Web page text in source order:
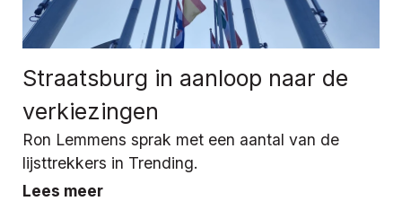
Straatsburg in aanloop naar de
verkiezingen
Ron Lemmens sprak met een aantal van de
lijsttrekkers in Trending.
Lees meer